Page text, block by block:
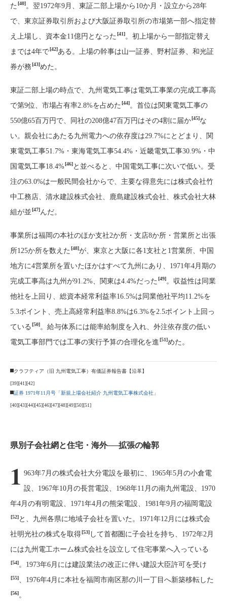
た [40]。翌1972年9月、東証二部上場から10か月・設立から28年
で、東京証券取引所および大阪証券取引所の市場第一部へ指定替
え上場し、資本金11億円となった [41]。初上場から一部指定替え
までは4年で[42]ある。上場の幹事は山一証券、野村証券、和光証
券が務[43]めた。
東証二部上場の時点で、九州電気工事は電気工事業の完成工事高
で第9位、市場占有率2.8%を占めた [44]。首位は関東電気工事の
550億65百万円で、同社の208億47百万円はその4割に届か[45]な
い。親会社にあたる九州電力への依存度は29.7%にとどまり、関
東電気工事51.7%・東海電気工事54.4%・近畿電気工事30.9%・中
国電気工事18.4%[46]と並べると、中国電気工事に次いで低い。受
注の63.0%は一般民間会社からで、主要な得意先には株式会社竹
中工務店、清水建設株式会社、鹿島建設株式会社、株式会社大林
組が並[47]んだ。
事業所は福岡の本社のほか支社2か所・支店8か所・営業所と出張
所125か所を数えた [48]が、東京と大阪に各1支社と1営業所、中国
地方に4営業所を置いたほかはすべて九州にあり、1971年4月期の
完成工事高は九州が91.2%、関東は4.4%だった [49]。収益性は同業
他社を上回り、総資本経常利益率16.5%は同業他社平均11.2%を
5.3ポイント、売上高経常利益率8.8%は6.3%を2.5ポイント上回っ
ている [50]。給与体系には能率給制度を入れ、外注依存度の低い
電気工事部門では工事の実行予算の合理化を進[51]めた。
クラフティア（旧 九州電気工事）有価証券報告書【沿革】
[39][41][42]
証券 1971年11月号「新規上場会社紹介 九州電気工事株式会社」
[40][43][44][45][46][47][48][49][50][51]
県別子会社網と住宅・海外──拡張の輪郭
1 963年7月の株式会社大分電設を最初に、1965年5月の小倉電
設、1967年10月の長営電設、1968年11月の南九州電設、1970
年4月の有明電設、1971年4月の熊栄電設、1981年9月の福岡電設
[52]と、九州各県に地域子会社を置いた。1971年12月には株式会
社明光社の株式を取得[53] して首都圏に子会社を持ち、1972年2月
には九州電工ホーム株式会社を設立して住宅事業へ入っている
[54]。1973年6月には建設業法の改正に伴い建設大臣許可を受け
[55]、1976年4月に本社を福岡市南区那の川一丁目へ新築移転した
[56]。